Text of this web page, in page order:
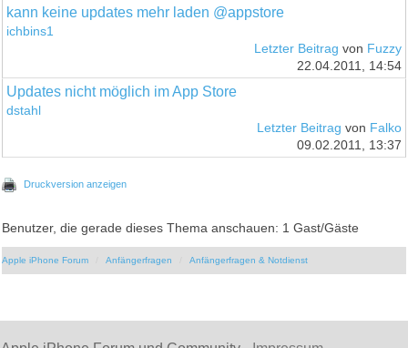
kann keine updates mehr laden @appstore
ichbins1
Letzter Beitrag von Fuzzy
22.04.2011, 14:54
Updates nicht möglich im App Store
dstahl
Letzter Beitrag von Falko
09.02.2011, 13:37
Druckversion anzeigen
Benutzer, die gerade dieses Thema anschauen: 1 Gast/Gäste
Apple iPhone Forum Anfängerfragen Anfängerfragen & Notdienst